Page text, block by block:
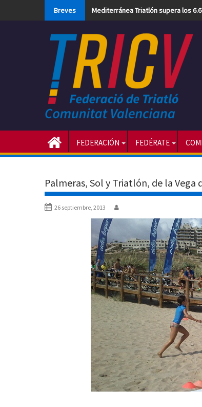
Breves Mediterránea Triatlón supera los
FEDERACIÓN FEDÉRATE
Palmeras, Sol y Triatlón, de la Vega
26 septiembre, 2013